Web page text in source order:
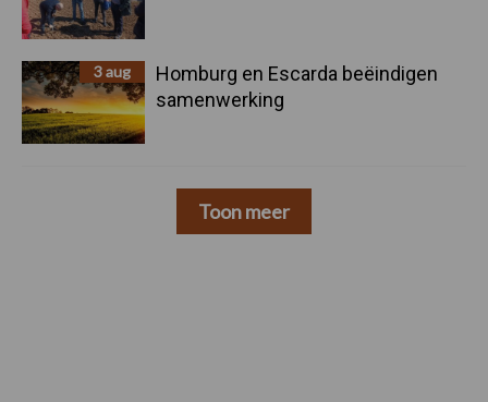
3 aug
Homburg en Escarda beëindigen
samenwerking
Toon meer